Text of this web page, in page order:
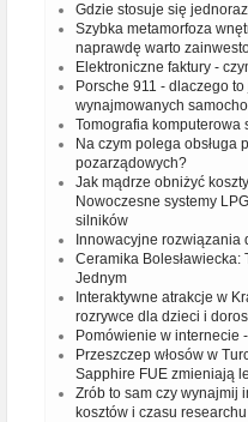
Gdzie stosuje się
Szybka metamorfoza
naprawdę warto
Elektroniczne faktury -
Porsche 911 - dlaczego
wynajmowanych
Tomografia komputerowa
Na czym polega obsługa
pozarządowych?
Jak mądrze obniżyć
Nowoczesne systemy
silników
Innowacyjne rozwiązania
Ceramika
Jednym
Interaktywne atrakcje w
rozrywce dla dzieci i
Pomówienie w internecie
Przeszczep włosów w
Sapphire FUE zmieniają
Zrób to sam czy wynajmij
kosztów i czasu